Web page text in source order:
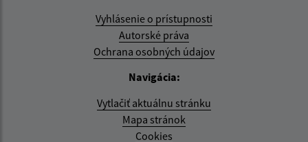
Vyhlásenie o prístupnosti
Autorské práva
Ochrana osobných údajov
Navigácia:
Vytlačiť aktuálnu stránku
Mapa stránok
Cookies